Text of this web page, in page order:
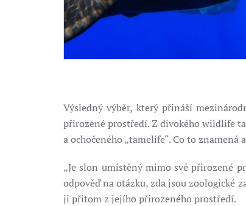
Výsledný výběr, který přináší
přirozené prostředí. Z divokého wildlife
a ochočeného „tamelife“. Co to znamená
„Je slon umístěný mimo své přirozené
odpověď na otázku, zda jsou zoologické
ji přitom z jejího přirozeného prostředí.